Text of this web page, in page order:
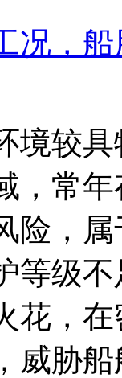
况，
境较
，常
险，
等级
花，
威胁